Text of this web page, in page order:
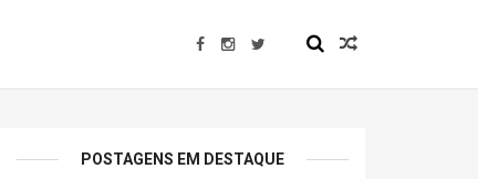
POSTAGENS EM DESTAQUE